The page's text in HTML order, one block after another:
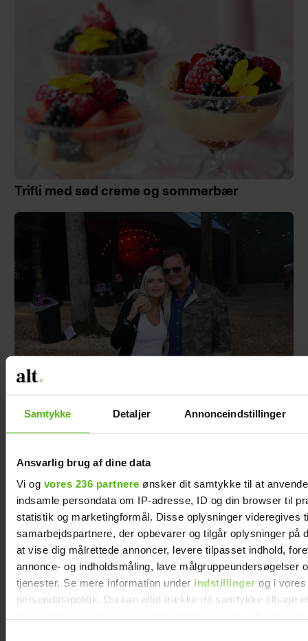
Samtykke Detaljer Annonceindstillinger
Ansvarlig brug af dine data
Vi og vores 236 partnere ønsker dit samtykke til at
indsamle persondata om IP-adresse, ID og din browser til
statistik og marketingformål. Disse oplysninger videregives
samarbejdspartnere, der opbevarer og tilgår oplysninger på
at vise dig målrettede annoncer, levere tilpasset indhold,
annonce- og indholdsmåling, lave målgruppeundersøgelser
tjenester. Se mere information under indstillinger og i vores
persondatapolitik. Du kan altid trække dit samtykke tilbage
Trifli med sød creme og sommerbær
Janni Ree afsted for første gang: Jeg er